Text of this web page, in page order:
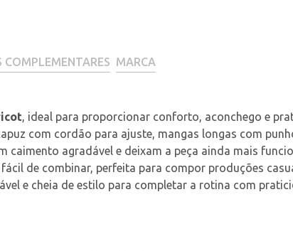
COMPLEMENTARES MARCA
, ideal para proporcionar conforto, aconchego e
com cordão para ajuste, mangas longas com
caimento agradável e deixam a peça ainda mais
de combinar, perfeita para compor produções
e cheia de estilo para completar a rotina com